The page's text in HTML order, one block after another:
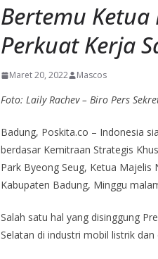
Bertemu Ketua
Perkuat Kerja
Maret 20, 2022 Mascos
Foto: Laily Rachev – Biro Pers
Badung, Poskita.co – Indonesia
berdasar Kemitraan Strategis
Park Byeong Seug, Ketua Majelis
Kabupaten Badung, Minggu
Salah satu hal yang disinggung
Selatan di industri mobil listrik dan